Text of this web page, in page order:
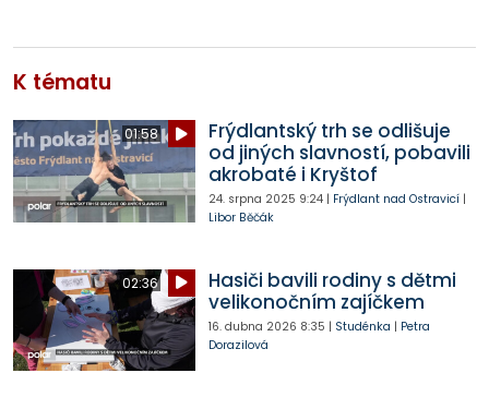
K tématu
01:58
Frýdlantský trh se odlišuje
od jiných slavností, pobavili
akrobaté i Kryštof
24. srpna 2025 9:24| Frýdlant nad Ostravicí|
Libor Běčák
02:36
Hasiči bavili rodiny s dětmi
velikonočním zajíčkem
16. dubna 2026 8:35 | Studénka | Petra
Dorazilová